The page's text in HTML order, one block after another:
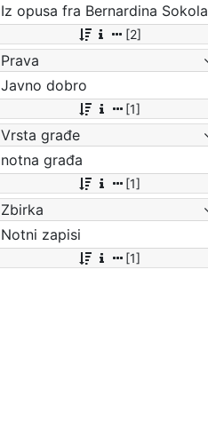
Iz opusa fra Bernardina Sokola
[2]
Prava
Javno dobro
[1]
Vrsta građe
notna građa
[1]
Zbirka
Notni zapisi
[1]